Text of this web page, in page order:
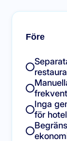
Före
Inga
för